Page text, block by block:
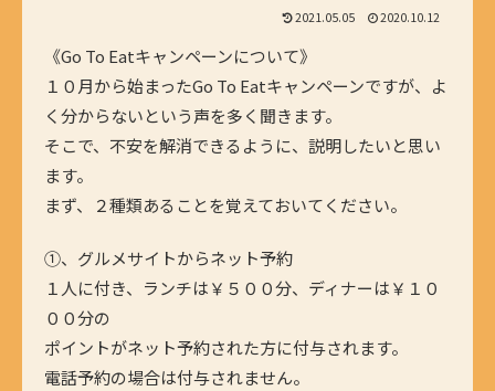
2021.05.05 2020.10.12
《Go To Eatキャンペーンについて》
１０月から始まったGo To Eatキャンペーンですが、よ
く分からないという声を多く聞きます。
そこで、不安を解消できるように、説明したいと思い
ます。
まず、２種類あることを覚えておいてください。
①、グルメサイトからネット予約
１人に付き、ランチは￥５００分、ディナーは￥１０
００分の
ポイントがネット予約された方に付与されます。
電話予約の場合は付与されません。